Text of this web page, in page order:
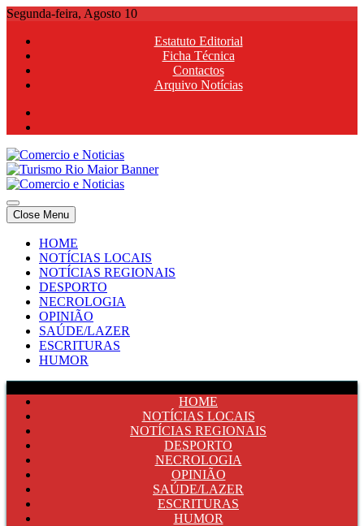
Skip
content
Segunda-feira, Agosto 10
Estatuto Editorial
Ficha Técnica
Contactos
Arquivo Notícias
Comercio e Noticias
Notícias e Publicidade Online
Comercio e Noticias
Notícias e Publicidade Online
Close Menu
HOME
NOTÍCIAS LOCAIS
NOTÍCIAS REGIONAIS
DESPORTO
NECROLOGIA
OPINIÃO
SAÚDE/LAZER
ESCRITURAS
HUMOR
HOME
NOTÍCIAS LOCAIS
NOTÍCIAS REGIONAIS
DESPORTO
NECROLOGIA
OPINIÃO
SAÚDE/LAZER
ESCRITURAS
HUMOR